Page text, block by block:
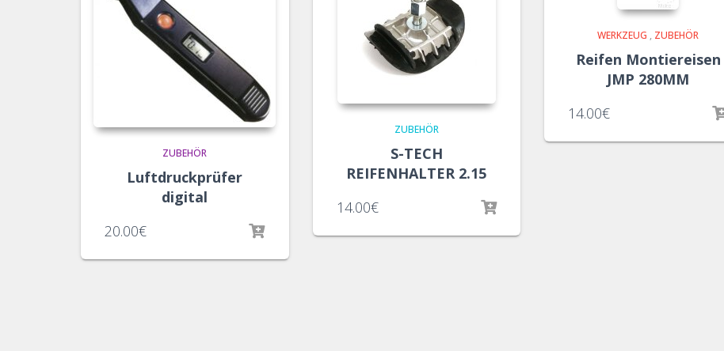
ZUBEHÖR
Luftdruckprüfer
digital
20.00€
ZUBEHÖR
S-TECH
REIFENHALTER 2.15
14.00€
WERKZEUG , ZUBEHÖR
Reifen Montiereisen
JMP 280MM
14.00€